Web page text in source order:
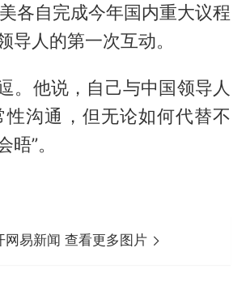
各自完成今年国内重大议程
导人的第一次互动。
。他说，自己与中国领导人
性沟通，但无论如何代替不
”。
网易新闻 查看更多图片